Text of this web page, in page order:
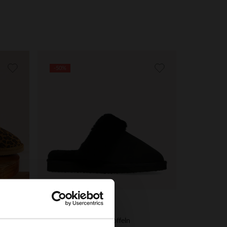
Manfield
Schwarze Woll-Pantoffeln